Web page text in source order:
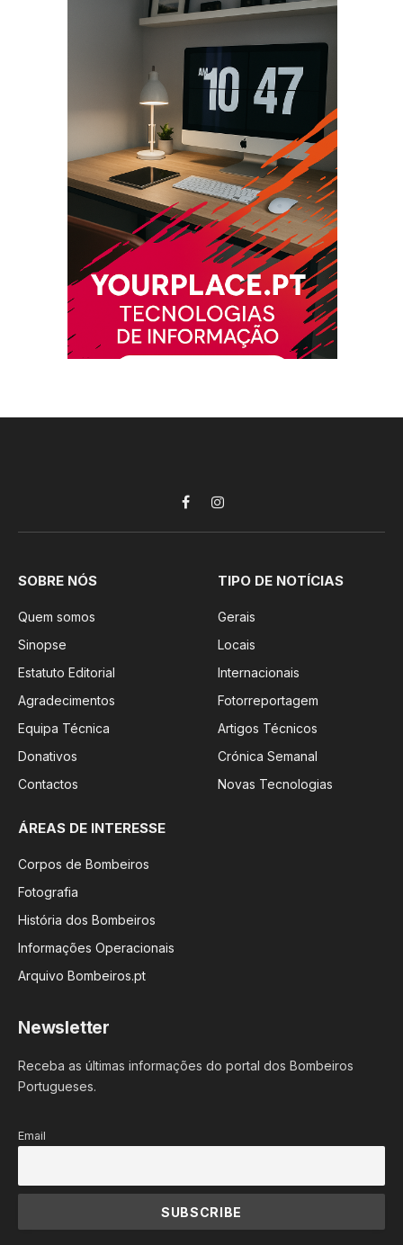
FacebookInstagram
SOBRE NÓS
Quem somos
Sinopse
Estatuto Editorial
Agradecimentos
Equipa Técnica
Donativos
Contactos
TIPO DE NOTÍCIAS
Gerais
Locais
Internacionais
Fotorreportagem
Artigos Técnicos
Crónica Semanal
Novas Tecnologias
ÁREAS DE INTERESSE
Corpos de Bombeiros
Fotografia
História dos Bombeiros
Informações Operacionais
Arquivo Bombeiros.pt
Newsletter
Receba as últimas informações do portal dos Bombeiros
Portugueses.
Email